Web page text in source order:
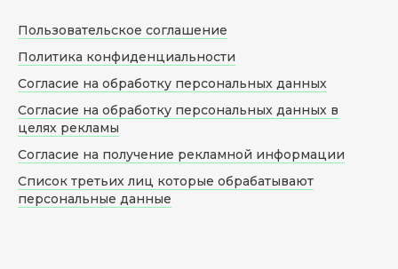
Пользовательское соглашение
Политика конфиденциальности
Согласие на обработку персональных данных
Согласие на обработку персональных данных в
целях рекламы
Согласие на получение рекламной информации
Список третьих лиц которые обрабатывают
персональные данные